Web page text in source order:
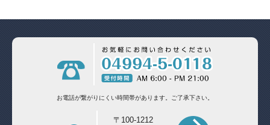
お電話が繋がりにくい時間帯があります。 ご了承下さい。
〒100-1212